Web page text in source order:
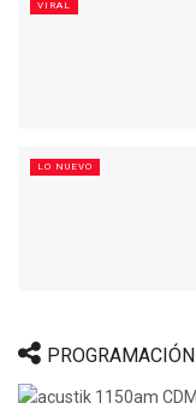
VIRAL
LO NUEVO
PROGRAMACIÓN